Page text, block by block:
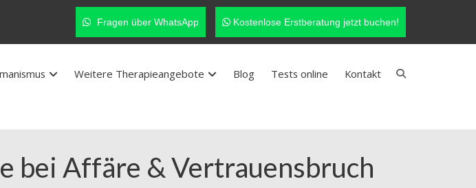
Fragen über WhatsApp Kostenlose Erstberatung jetzt buchen!
Weitere Therapieangebote Blog Tests online Kontakt
bei Affäre & Vertrauensbruch